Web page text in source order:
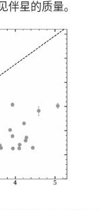
伴星的质量。